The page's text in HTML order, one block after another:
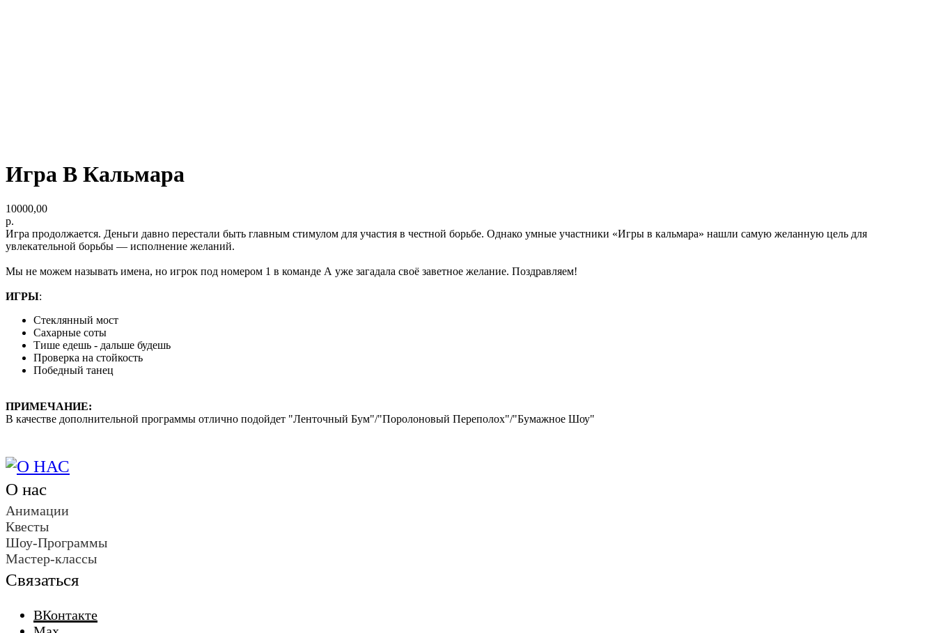
Игра В Кальмара
10000,00
р.
Игра продолжается. Деньги давно перестали быть главным стимулом для участия в честной борьбе. Однако умные участники «Игры в кальмара» нашли самую желанную цель для
увлекательной борьбы — исполнение желаний.
Мы не можем называть имена, но игрок под номером 1 в команде А уже загадала своё заветное желание. Поздравляем!
ИГРЫ:
Стеклянный мост
Сахарные соты
Тише едешь - дальше будешь
Проверка на стойкость
Победный танец
ПРИМЕЧАНИЕ:
В качестве дополнительной программы отлично подойдет "Ленточный Бум"/"Поролоновый Переполох"/"Бумажное Шоу"
О нас
Анимации
Квесты
Шоу-Программы
Мастер-классы
Связаться
ВКонтакте